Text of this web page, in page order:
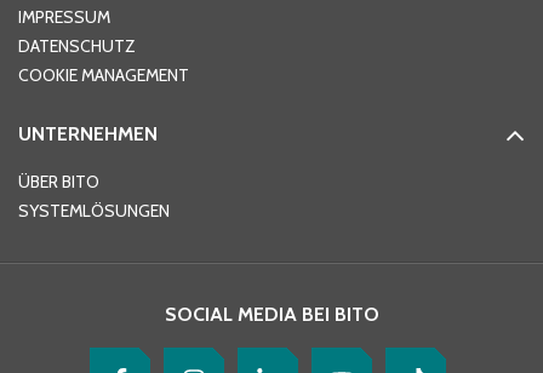
Telefon
IMPRESSUM
DATENSCHUTZ
COOKIE MANAGEMENT
UNTERNEHMEN
ÜBER BITO
SYSTEMLÖSUNGEN
SOCIAL MEDIA BEI BITO